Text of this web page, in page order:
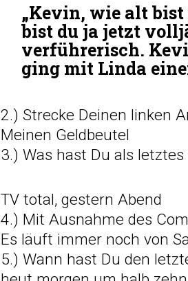
„Kevin, wie alt
bist du ja jetzt
verführerisch.
ging mit Linda
2.) Strecke Deinen linken
Meinen Geldbeutel
3.) Was hast Du als
TV total, gestern Abend
4.) Mit Ausnahme des
Es läuft immer noch von
5.) Wann hast Du den